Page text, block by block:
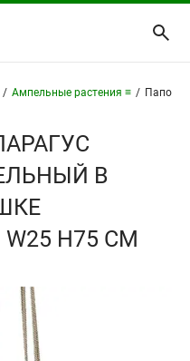
/ Ампельные растения ≡ /
В
H75 СМ